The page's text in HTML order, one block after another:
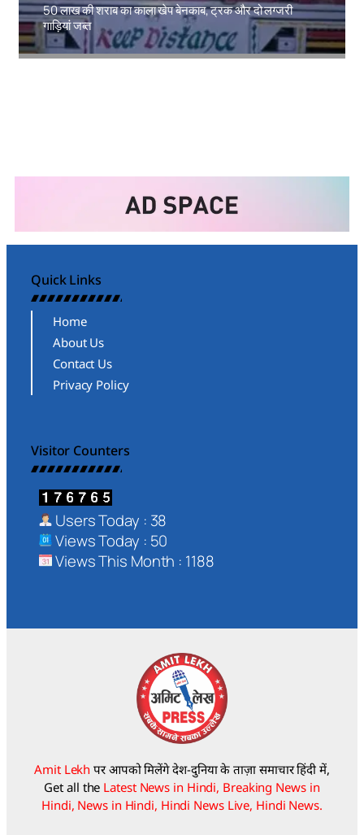
50 लाख की शराब का काला खेप बेनकाब, ट्रक और दो लग्जरी
गाड़ियां जब्त
Amit Lekh
Quick Links
Home
About Us
Contact Us
Privacy Policy
Visitor Counters
Users Today : 38
Views Today : 50
Views This Month : 1188
Amit Lekh पर आपको मिलेंगे देश-दुनिया के ताज़ा समाचार हिंदी में,
Get all the Latest News in Hindi, Breaking News in
Hindi, News in Hindi, Hindi News Live, Hindi News.